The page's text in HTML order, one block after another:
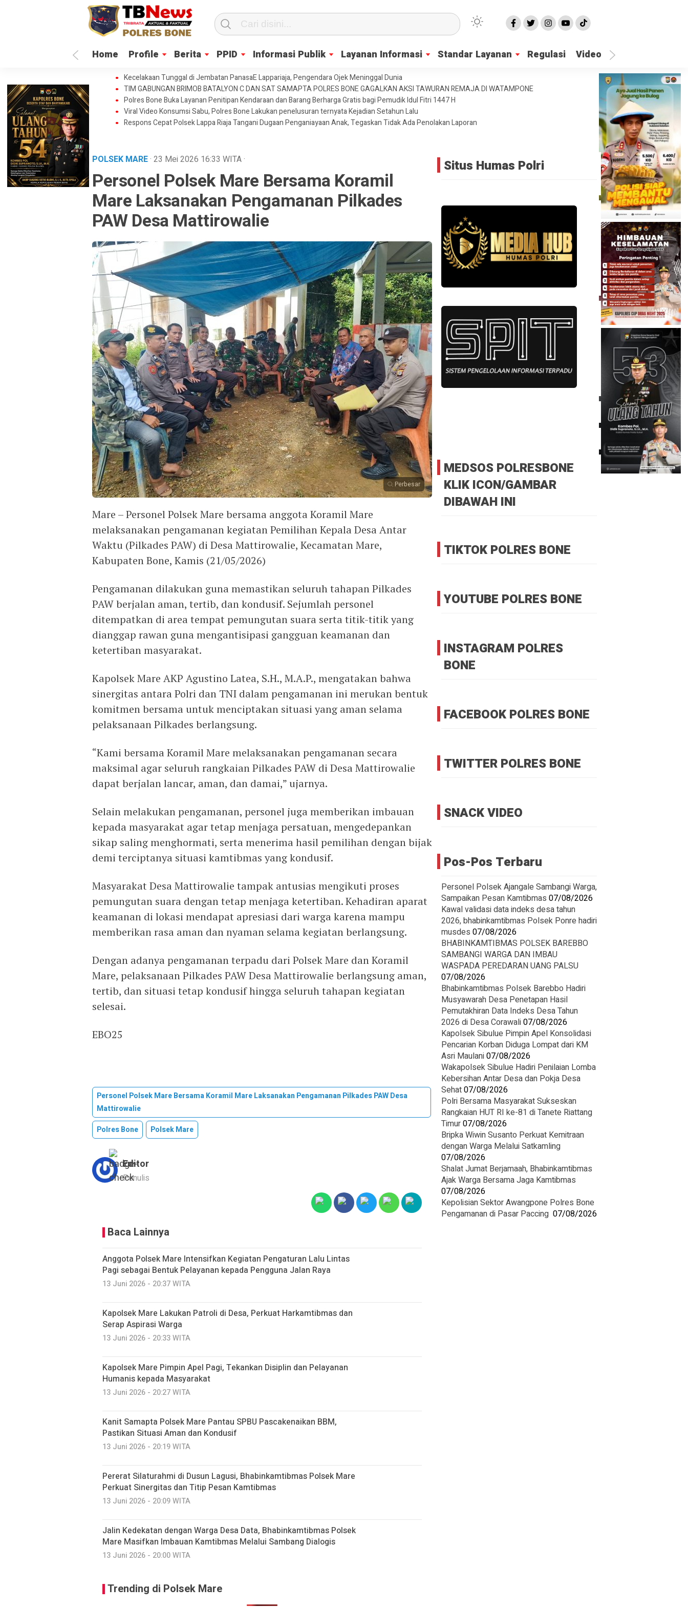
Home Profile Berita PPID Informasi Publik Layanan Informasi Standar Layanan Regulasi Video Lapor Gangguan
Kecelakaan Tunggal di Jembatan PanasaE Lappariaja, Pengendara Ojek Meninggal Dunia
TIM GABUNGAN BRIMOB BATALYON C DAN SAT SAMAPTA POLRES BONE GAGALKAN AKSI TAWURAN REMAJA DI WATAMPONE
Polres Bone Buka Layanan Penitipan Kendaraan dan Barang Berharga Gratis bagi Pemudik Idul Fitri 1447 H
Viral Video Konsumsi Sabu, Polres Bone Lakukan penelusuran ternyata Kejadian Setahun Lalu
Respons Cepat Polsek Lappa Riaja Tangani Dugaan Penganiayaan Anak, Tegaskan Tidak Ada Penolakan Laporan
POLSEK MARE· 23 Mei 2026 16:33 WITA·
Personel Polsek Mare Bersama Koramil
Mare Laksanakan Pengamanan Pilkades
PAW Desa Mattirowalie
Perbesar
Mare – Personel Polsek Mare bersama anggota Koramil Mare
melaksanakan pengamanan kegiatan Pemilihan Kepala Desa Antar
Waktu (Pilkades PAW) di Desa Mattirowalie, Kecamatan Mare,
Kabupaten Bone, Kamis (21/05/2026)
Pengamanan dilakukan guna memastikan seluruh tahapan Pilkades
PAW berjalan aman, tertib, dan kondusif. Sejumlah personel
ditempatkan di area tempat pemungutan suara serta titik-titik yang
dianggap rawan guna mengantisipasi gangguan keamanan dan
ketertiban masyarakat.
Kapolsek Mare AKP Agustino Latea, S.H., M.A.P., mengatakan bahwa
sinergitas antara Polri dan TNI dalam pengamanan ini merukan bentuk
komitmen bersama untuk menciptakan situasi yang aman selama
pelaksanaan Pilkades berlangsung.
“Kami bersama Koramil Mare melaksanakan pengamanan secara
maksimal agar seluruh rangkaian Pilkades PAW di Desa Mattirowalie
dapat berjalan lancar, aman, dan damai,” ujarnya.
Selain melakukan pengamanan, personel juga memberikan imbauan
kepada masyarakat agar tetap menjaga persatuan, mengedepankan
sikap saling menghormati, serta menerima hasil pemilihan dengan bijak
demi terciptanya situasi kamtibmas yang kondusif.
Masyarakat Desa Mattirowalie tampak antusias mengikuti proses
pemungutan suara dengan tetap menjaga ketertiban. Kehadiran aparat
keamanan di lokasi mendapat apresiasi dari warga karena mampu
memberikan rasa aman dan nyaman selama kegiatan berlangsung.
Dengan adanya pengamanan terpadu dari Polsek Mare dan Koramil
Mare, pelaksanaan Pilkades PAW Desa Mattirowalie berlangsung aman,
tertib, dan situasi tetap kondusif hingga seluruh tahapan kegiatan
selesai.
EBO25
Personel Polsek Mare Bersama Koramil Mare Laksanakan Pengamanan Pilkades PAW Desa
Mattirowalie
Polres Bone
Polsek Mare
Editor
Penulis
Baca Lainnya
Anggota Polsek Mare Intensifkan Kegiatan Pengaturan Lalu Lintas
Pagi sebagai Bentuk Pelayanan kepada Pengguna Jalan Raya
13 Juni 2026 - 20:37 WITA
Kapolsek Mare Lakukan Patroli di Desa, Perkuat Harkamtibmas dan
Serap Aspirasi Warga
13 Juni 2026 - 20:33 WITA
Kapolsek Mare Pimpin Apel Pagi, Tekankan Disiplin dan Pelayanan
Humanis kepada Masyarakat
13 Juni 2026 - 20:27 WITA
Kanit Samapta Polsek Mare Pantau SPBU Pascakenaikan BBM,
Pastikan Situasi Aman dan Kondusif
13 Juni 2026 - 20:19 WITA
Pererat Silaturahmi di Dusun Lagusi, Bhabinkamtibmas Polsek Mare
Perkuat Sinergitas dan Titip Pesan Kamtibmas
13 Juni 2026 - 20:09 WITA
Jalin Kedekatan dengan Warga Desa Data, Bhabinkamtibmas Polsek
Mare Masifkan Imbauan Kamtibmas Melalui Sambang Dialogis
13 Juni 2026 - 20:00 WITA
Trending di Polsek Mare
Situs Humas Polri
MEDSOS POLRESBONE
KLIK ICON/GAMBAR
DIBAWAH INI
TIKTOK POLRES BONE
YOUTUBE POLRES BONE
INSTAGRAM POLRES
BONE
FACEBOOK POLRES BONE
TWITTER POLRES BONE
SNACK VIDEO
Pos-Pos Terbaru
Personel Polsek Ajangale Sambangi Warga,
Sampaikan Pesan Kamtibmas 07/08/2026
Kawal validasi data indeks desa tahun
2026, bhabinkamtibmas Polsek Ponre hadiri
musdes 07/08/2026
BHABINKAMTIBMAS POLSEK BAREBBO
SAMBANGI WARGA DAN IMBAU
WASPADA PEREDARAN UANG PALSU
07/08/2026
Bhabinkamtibmas Polsek Barebbo Hadiri
Musyawarah Desa Penetapan Hasil
Pemutakhiran Data Indeks Desa Tahun
2026 di Desa Corawali07/08/2026
Kapolsek Sibulue Pimpin Apel Konsolidasi
Pencarian Korban Diduga Lompat dari KM
Asri Maulani07/08/2026
Wakapolsek Sibulue Hadiri Penilaian Lomba
Kebersihan Antar Desa dan Pokja Desa
Sehat07/08/2026
Polri Bersama Masyarakat Sukseskan
Rangkaian HUT RI ke-81 di Tanete Riattang
Timur07/08/2026
Bripka Wiwin Susanto Perkuat Kemitraan
dengan Warga Melalui Satkamling
07/08/2026
Shalat Jumat Berjamaah, Bhabinkamtibmas
Ajak Warga Bersama Jaga Kamtibmas
07/08/2026
Kepolisian Sektor Awangpone Polres Bone
Pengamanan di Pasar Paccing ‎ 07/08/2026